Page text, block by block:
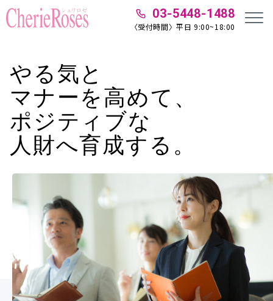
03-5448-1488
〈受付時間〉平日 9:00~18:00
やる気と
マナーを高めて、
ポジティブな
人財へ育成する。